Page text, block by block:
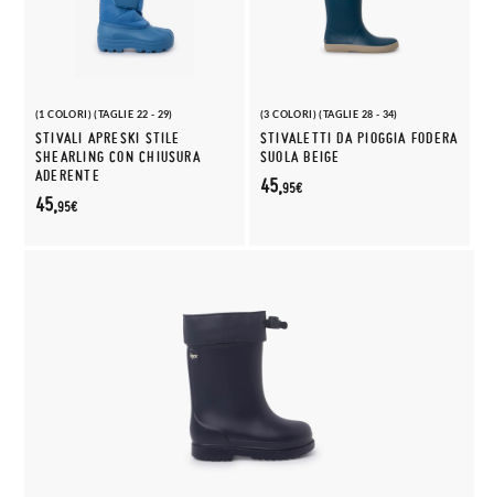
(1 COLORI) (TAGLIE 22 - 29)
STIVALI APRESKI STILE
SHEARLING CON CHIUSURA
ADERENTE
45,95€
(3 COLORI) (TAGLIE 28 - 34)
STIVALETTI DA PIOGGIA FODERA
SUOLA BEIGE
45,95€